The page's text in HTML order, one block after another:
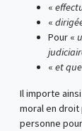
«
«
Pour «
« et
Il importe
moral en droit
personne